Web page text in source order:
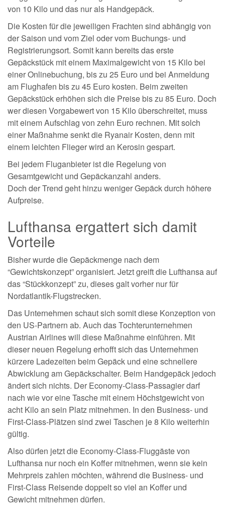
von 10 Kilo und das nur als Handgepäck.
Die Kosten für die jeweiligen Frachten sind abhängig von
der Saison und vom Ziel oder vom Buchungs- und
Registrierungsort. Somit kann bereits das erste
Gepäckstück mit einem Maximalgewicht von 15 Kilo bei
einer Onlinebuchung, bis zu 25 Euro und bei Anmeldung
am Flughafen bis zu 45 Euro kosten. Beim zweiten
Gepäckstück erhöhen sich die Preise bis zu 85 Euro. Doch
wer diesen Vorgabewert von 15 Kilo überschreitet, muss
mit einem Aufschlag von zehn Euro rechnen. Mit solch
einer Maßnahme senkt die Ryanair Kosten, denn mit
einem leichten Flieger wird an Kerosin gespart.
Bei jedem Fluganbieter ist die Regelung von
Gesamtgewicht und Gepäckanzahl anders.
Doch der Trend geht hinzu weniger Gepäck durch höhere
Aufpreise.
Lufthansa ergattert sich damit
Vorteile
Bisher wurde die Gepäckmenge nach dem
“Gewichtskonzept” organisiert. Jetzt greift die Lufthansa auf
das “Stückkonzept” zu, dieses galt vorher nur für
Nordatlantik-Flugstrecken.
Das Unternehmen schaut sich somit diese Konzeption von
den US-Partnern ab. Auch das Tochterunternehmen
Austrian Airlines will diese Maßnahme einführen. Mit
dieser neuen Regelung erhofft sich das Unternehmen
kürzere Ladezeiten beim Gepäck und eine schnellere
Abwicklung am Gepäckschalter. Beim Handgepäck jedoch
ändert sich nichts. Der Economy-Class-Passagier darf
nach wie vor eine Tasche mit einem Höchstgewicht von
acht Kilo an sein Platz mitnehmen. In den Business- und
First-Class-Plätzen sind zwei Taschen je 8 Kilo weiterhin
gültig.
Also dürfen jetzt die Economy-Class-Fluggäste von
Lufthansa nur noch ein Koffer mitnehmen, wenn sie kein
Mehrpreis zahlen möchten, während die Business- und
First-Class Reisende doppelt so viel an Koffer und
Gewicht mitnehmen dürfen.